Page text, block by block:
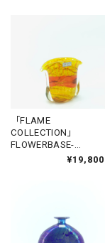
「FLAME
COLLECTION」
FLOWERBASE-
¥19,800